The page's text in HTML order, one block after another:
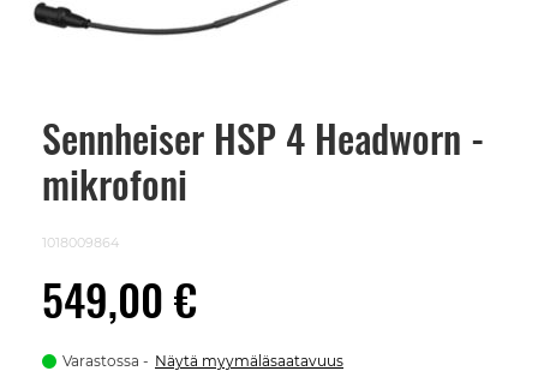
Sennheiser HSP 4 Headworn -
mikrofoni
1018009864
549,00 €
Varastossa Näytä myymäläsaatavuus
Skip
beginning
images